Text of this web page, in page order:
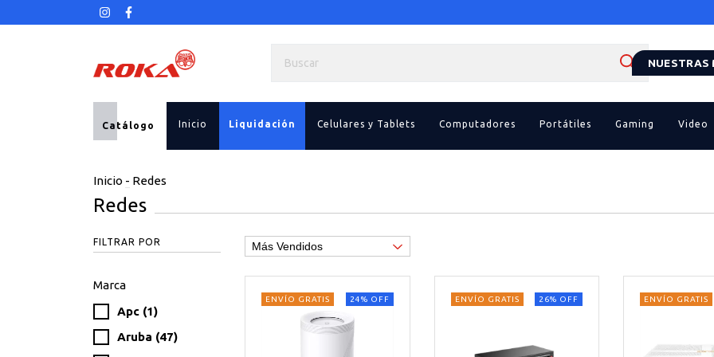
NUESTRAS
Catálogo Inicio Liquidación Celulares y Tablets Computadores Portátiles Gaming Video
Inicio - Redes
Redes
FILTRAR POR
Marca
Apc (1)
Aruba (47)
24% OFF
ENVÍO GRATIS 26% OFF
ENVÍO GRATIS ENVÍO GRATIS